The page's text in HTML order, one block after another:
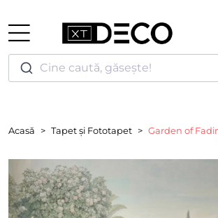
Cine caută, găsește!
Acasă Tapet și Fototapet Garden of